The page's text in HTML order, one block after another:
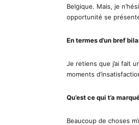
Belgique. Mais, je
opportunité se
En termes d’un bref
Je retiens que j’ai fait
moments
Qu’est ce qui t’a
Beaucoup de choses